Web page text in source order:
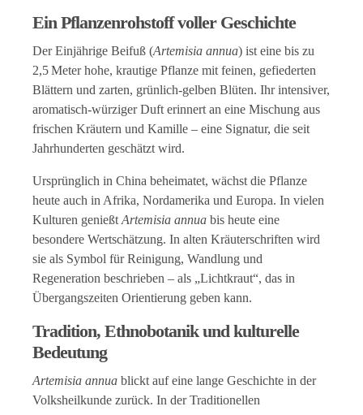
Ein Pflanzenrohstoff voller Geschichte
Der Einjährige Beifuß (Artemisia annua) ist eine bis zu
2,5 Meter hohe, krautige Pflanze mit feinen, gefiederten
Blättern und zarten, grünlich-gelben Blüten. Ihr intensiver,
aromatisch-würziger Duft erinnert an eine Mischung aus
frischen Kräutern und Kamille – eine Signatur, die seit
Jahrhunderten geschätzt wird.
Ursprünglich in China beheimatet, wächst die Pflanze
heute auch in Afrika, Nordamerika und Europa. In vielen
Kulturen genießt Artemisia annua bis heute eine
besondere Wertschätzung. In alten Kräuterschriften wird
sie als Symbol für Reinigung, Wandlung und
Regeneration beschrieben – als „Lichtkraut“, das in
Übergangszeiten Orientierung geben kann.
Tradition, Ethnobotanik und kulturelle
Bedeutung
Artemisia annua blickt auf eine lange Geschichte in der
Volksheilkunde zurück. In der Traditionellen